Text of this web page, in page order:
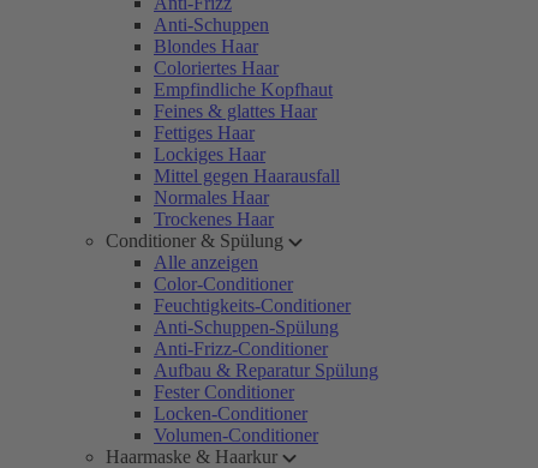
Anti-Schuppen
Blondes Haar
Coloriertes Haar
Empfindliche Kopfhaut
Feines & glattes Haar
Fettiges Haar
Lockiges Haar
Mittel gegen Haarausfall
Normales Haar
Trockenes Haar
Conditioner & Spülung
Alle anzeigen
Color-Conditioner
Feuchtigkeits-Conditioner
Anti-Schuppen-Spülung
Anti-Frizz-Conditioner
Aufbau & Reparatur Spülung
Fester Conditioner
Locken-Conditioner
Volumen-Conditioner
Haarmaske & Haarkur